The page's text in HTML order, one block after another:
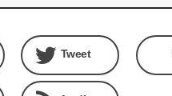
Tweet